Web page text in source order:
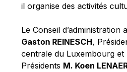
Štefan Füle
Tim Lankester
Timothy Radcliffe
Vaclav Klaus
il organise des activités
Le Conseil d’administration
Gaston REINESCH,
centrale du Luxembourg et
Présidents M. Koen